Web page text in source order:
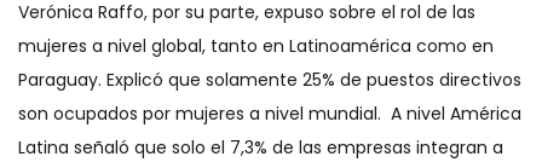
Verónica Raffo, por su parte, expuso sobre el rol de las
mujeres a nivel global, tanto en Latinoamérica como en
Paraguay. Explicó que solamente 25% de puestos directivos
son ocupados por mujeres a nivel mundial. A nivel América
Latina señaló que solo el 7,3% de las empresas integran a